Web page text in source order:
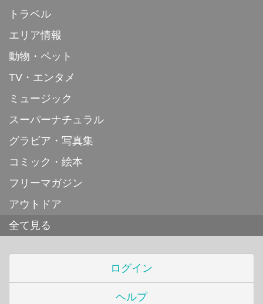
トラベル
エリア情報
動物・ペット
TV・エンタメ
ミュージック
スーパーナチュラル
グラビア・写真集
コミック・絵本
フリーマガジン
アウトドア
全て見る
ログイン
ヘルプ